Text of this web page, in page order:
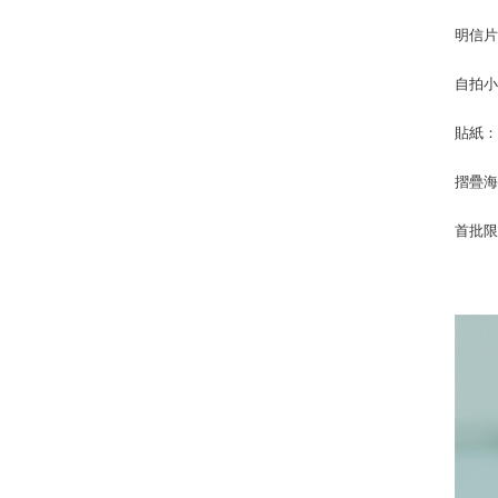
明信
自拍
貼紙
摺疊
首批